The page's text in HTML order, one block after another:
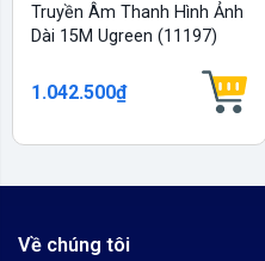
Truyền Âm Thanh Hình Ảnh
Dài 15M Ugreen (11197)
1.042.500₫
Về chúng tôi